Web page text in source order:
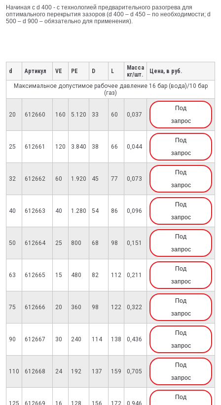
Начиная с d 400 - с технологией предварительного разогрева для
оптимального перекрытия зазоров (d 400 – d 450 – по необходимости; d
500 – d 900 – обязательно для применения).
d Артикул VE PE D L
Масса
кг/шт.
Цена, в руб.
Максимальное допустимое рабочее давление 16 бар (вода)/10 бар
(газ)
20 612660 160 5.120 33 60 0,037
Под
запрос
25 612661 120 3.840 38 66 0,044
Под
запрос
32 612662 60 1.920 45 77 0,073
Под
запрос
40 612663 40 1.280 54 86 0,096
Под
запрос
50 612664 25 800 68 98 0,151
Под
запрос
63 612665 15 480 82 112 0,211
Под
запрос
75 612666 20 360 98 122 0,322
Под
запрос
90 612667 30 240 114 138 0,436
Под
запрос
110 612668 24 192 137 159 0,705
Под
запрос
125 612669 16 128 156 172 0,946
Под